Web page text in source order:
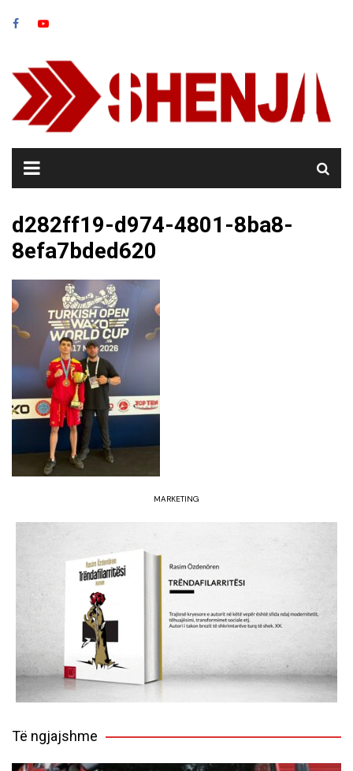
d282ff19-d974-4801-8ba8-
8efa7bded620
MARKETING
Të ngjajshme